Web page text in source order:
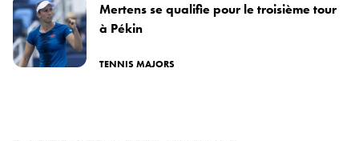
Mertens se qualifie pour le troisième tour
à Pékin
TENNIS MAJORS